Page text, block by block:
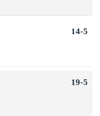
14-5
19-5